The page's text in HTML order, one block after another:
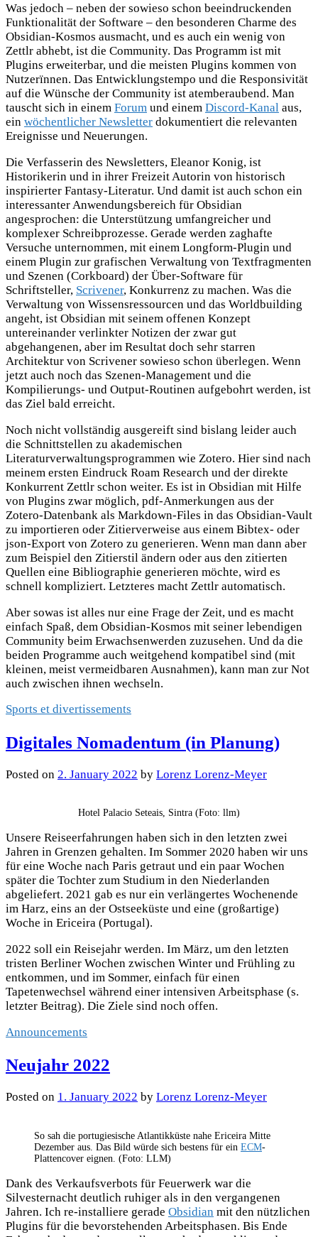
Was jedoch – neben der sowieso schon beeindruckenden
Funktionalität der Software – den besonderen Charme des
Obsidian-Kosmos ausmacht, und es auch ein wenig von
Zettlr abhebt, ist die Community. Das Programm ist mit
Plugins erweiterbar, und die meisten Plugins kommen von
Nutzerïnnen. Das Entwicklungstempo und die Responsivität
auf die Wünsche der Community ist atemberaubend. Man
tauscht sich in einem Forum und einem Discord-Kanal aus,
ein wöchentlicher Newsletter dokumentiert die relevanten
Ereignisse und Neuerungen.
Die Verfasserin des Newsletters, Eleanor Konig, ist
Historikerin und in ihrer Freizeit Autorin von historisch
inspirierter Fantasy-Literatur. Und damit ist auch schon ein
interessanter Anwendungsbereich für Obsidian
angesprochen: die Unterstützung umfangreicher und
komplexer Schreibprozesse. Gerade werden zaghafte
Versuche unternommen, mit einem Longform-Plugin und
einem Plugin zur grafischen Verwaltung von Textfragmenten
und Szenen (Corkboard) der Über-Software für
Schriftsteller, Scrivener, Konkurrenz zu machen. Was die
Verwaltung von Wissensressourcen und das Worldbuilding
angeht, ist Obsidian mit seinem offenen Konzept
untereinander verlinkter Notizen der zwar gut
abgehangenen, aber im Resultat doch sehr starren
Architektur von Scrivener sowieso schon überlegen. Wenn
jetzt auch noch das Szenen-Management und die
Kompilierungs- und Output-Routinen aufgebohrt werden, ist
das Ziel bald erreicht.
Noch nicht vollständig ausgereift sind bislang leider auch
die Schnittstellen zu akademischen
Literaturverwaltungsprogrammen wie Zotero. Hier sind nach
meinem ersten Eindruck Roam Research und der direkte
Konkurrent Zettlr schon weiter. Es ist in Obsidian mit Hilfe
von Plugins zwar möglich, pdf-Anmerkungen aus der
Zotero-Datenbank als Markdown-Files in das Obsidian-Vault
zu importieren oder Zitierverweise aus einem Bibtex- oder
json-Export von Zotero zu generieren. Wenn man dann aber
zum Beispiel den Zitierstil ändern oder aus den zitierten
Quellen eine Bibliographie generieren möchte, wird es
schnell kompliziert. Letzteres macht Zettlr automatisch.
Aber sowas ist alles nur eine Frage der Zeit, und es macht
einfach Spaß, dem Obsidian-Kosmos mit seiner lebendigen
Community beim Erwachsenwerden zuzusehen. Und da die
beiden Programme auch weitgehend kompatibel sind (mit
kleinen, meist vermeidbaren Ausnahmen), kann man zur Not
auch zwischen ihnen wechseln.
Sports et divertissements
Digitales Nomadentum (in Planung)
Posted on 2. January 2022 by Lorenz Lorenz-Meyer
Hotel Palacio Seteais, Sintra (Foto: llm)
Unsere Reiseerfahrungen haben sich in den letzten zwei
Jahren in Grenzen gehalten. Im Sommer 2020 haben wir uns
für eine Woche nach Paris getraut und ein paar Wochen
später die Tochter zum Studium in den Niederlanden
abgeliefert. 2021 gab es nur ein verlängertes Wochenende
im Harz, eins an der Ostseeküste und eine (großartige)
Woche in Ericeira (Portugal).
2022 soll ein Reisejahr werden. Im März, um den letzten
tristen Berliner Wochen zwischen Winter und Frühling zu
entkommen, und im Sommer, einfach für einen
Tapetenwechsel während einer intensiven Arbeitsphase (s.
letzter Beitrag). Die Ziele sind noch offen.
Announcements
Neujahr 2022
Posted on 1. January 2022 by Lorenz Lorenz-Meyer
So sah die portugiesische Atlantikküste nahe Ericeira Mitte
Dezember aus. Das Bild würde sich bestens für ein ECM-
Plattencover eignen. (Foto: LLM)
Dank des Verkaufsverbots für Feuerwerk war die
Silvesternacht deutlich ruhiger als in den vergangenen
Jahren. Ich re-installiere gerade Obsidian mit den nützlichen
Plugins für die bevorstehenden Arbeitsphasen. Bis Ende